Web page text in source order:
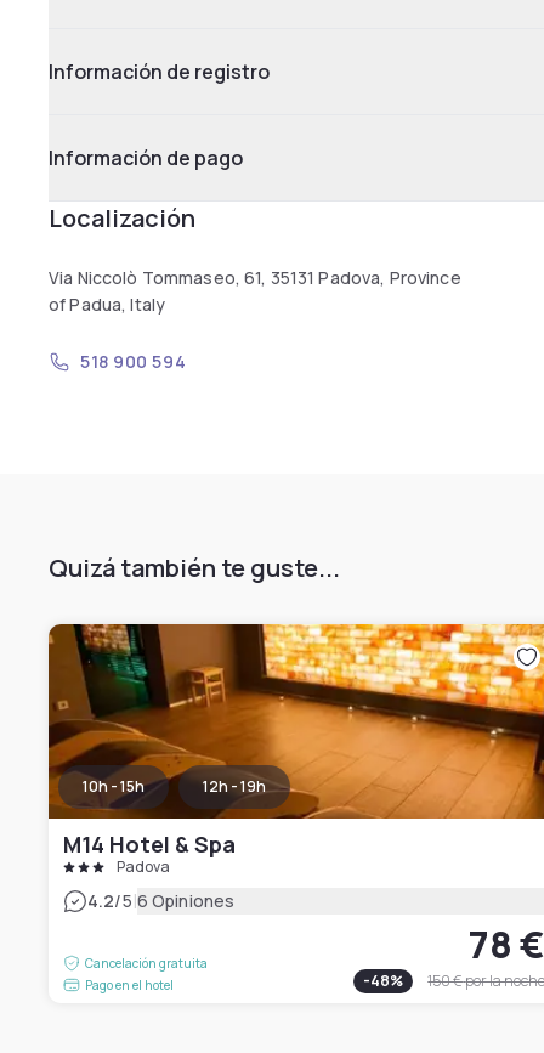
Información de registro
Información de pago
Localización
Via Niccolò Tommaseo, 61, 35131 Padova, Province
of Padua, Italy
518 900 594
Quizá también te guste...
10h - 15h 12h - 19h
M14 Hotel & Spa
Padova
4.2/5|6 Opiniones
Cancelación gratuita
Pago en el hotel
78 €
-48% 150 €por la